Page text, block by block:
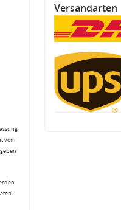
vom
Versandarten